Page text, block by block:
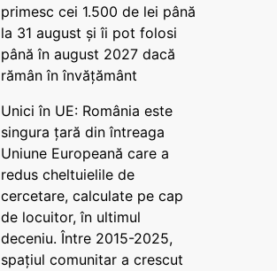
primesc cei 1.500 de lei până
la 31 august și îi pot folosi
până în august 2027 dacă
rămân în învățământ
Unici în UE: România este
singura țară din întreaga
Uniune Europeană care a
redus cheltuielile de
cercetare, calculate pe cap
de locuitor, în ultimul
deceniu. Între 2015-2025,
spațiul comunitar a crescut